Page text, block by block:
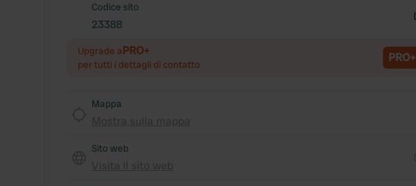
Codice sito
23388
Upgrade aPRO+
per tutti i dettagli di contatto PRO+
Mappa
Sito web